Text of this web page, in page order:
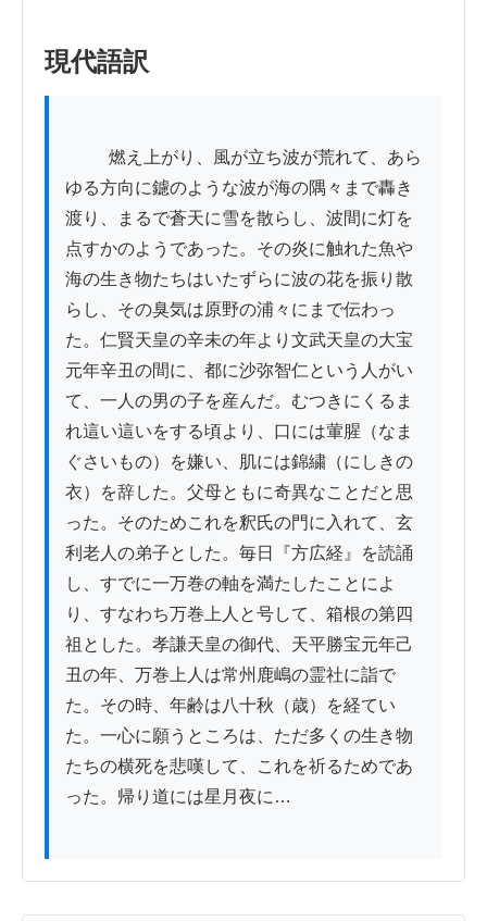
現代語訳
ゆる方向に鑢のような波が海の隅々まで轟き
渡り、まるで蒼天に雪を散らし、波間に灯を
点すかのようであった。その炎に触れた魚や
海の生き物たちはいたずらに波の花を振り散
らし、その臭気は原野の浦々にまで伝わっ
た。仁賢天皇の辛未の年より文武天皇の大宝
元年辛丑の間に、都に沙弥智仁という人がい
て、一人の男の子を産んだ。むつきにくるま
れ這い這いをする頃より、口には葷腥（なま
ぐさいもの）を嫌い、肌には錦繍（にしきの
衣）を辞した。父母ともに奇異なことだと思
った。そのためこれを釈氏の門に入れて、玄
利老人の弟子とした。毎日『方広経』を読誦
し、すでに一万巻の軸を満たしたことによ
り、すなわち万巻上人と号して、箱根の第四
祖とした。孝謙天皇の御代、天平勝宝元年己
丑の年、万巻上人は常州鹿嶋の霊社に詣で
た。その時、年齢は八十秋（歳）を経てい
た。一心に願うところは、ただ多くの生き物
たちの横死を悲嘆して、これを祈るためであ
った。帰り道には星月夜に…